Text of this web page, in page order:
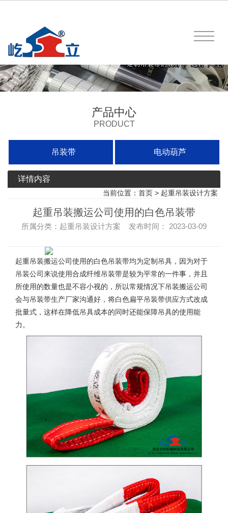
产品中心
PRODUCT
吊装带 电动葫芦
详情内容
当前位置： 首页 > 起重吊装设计方案
起重吊装搬运公司使用的白色吊装带
所属分类：起重吊装设计方案 发布时间： 2023-03-09
起重吊装搬运公司使用的白色吊装带均为定制吊具，因为对于
吊装公司来说使用合成纤维吊装带是较为平常的一件事，并且
所使用的数量也是不容小视的，所以常规情况下吊装搬运公司
会与吊装带生产厂家沟通好，将白色扁平吊装带供应方式改成
批量式，这样在降低吊具成本的同时还能保障吊具的使用能
力。